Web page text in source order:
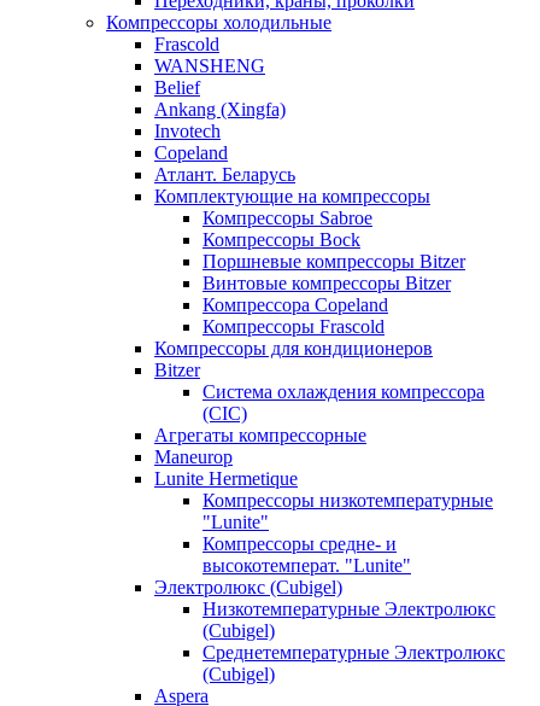
Компрессоры холодильные
Frascold
WANSHENG
Belief
Ankang (Xingfa)
Invotech
Copeland
Атлант. Беларусь
Комплектующие на компрессоры
Компрессоры Sabroe
Компрессоры Bock
Поршневые компрессоры Bitzer
Винтовые компрессоры Bitzer
Компрессора Copeland
Компрессоры Frascold
Компрессоры для кондиционеров
Bitzer
Система охлаждения компрессора
(CIC)
Агрегаты компрессорные
Maneurop
Lunite Hermetique
Компрессоры низкотемпературные
"Lunite"
Компрессоры средне- и
высокотемперат. "Lunite"
Электролюкс (Cubigel)
Низкотемпературные Электролюкс
(Cubigel)
Среднетемпературные Электролюкс
(Cubigel)
Aspera